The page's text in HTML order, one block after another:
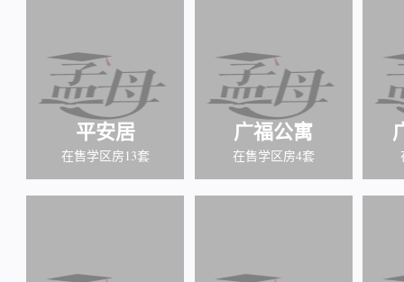
平安居
在售学区房13套
广福公寓
在售学区房4套